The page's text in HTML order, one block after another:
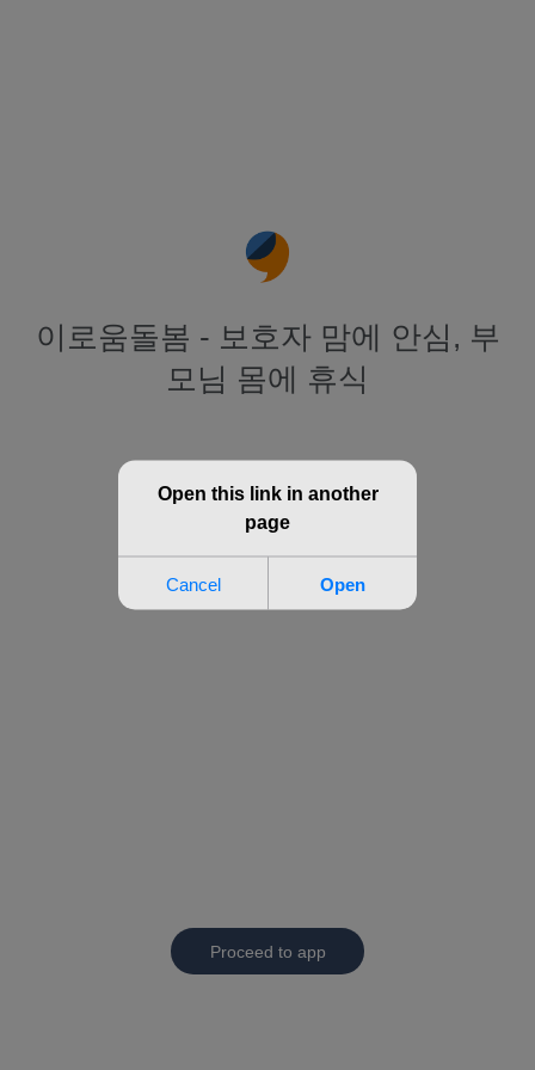
이로움돌봄 - 보호자 맘에 안심, 부
모님 몸에 휴식
Proceed to app